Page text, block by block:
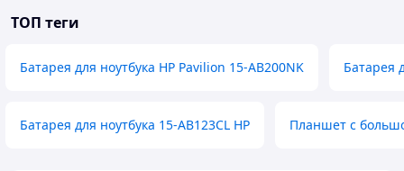
ТОП теги
Батарея для ноутбука HP Pavilion 15-AB200NK Батарея
Батарея для ноутбука 15-AB123CL HP Планшет с